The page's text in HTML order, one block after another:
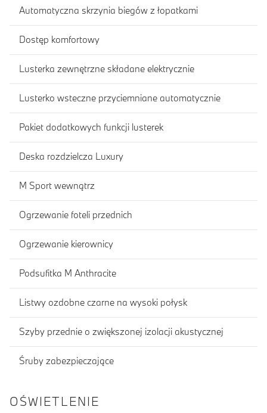
Automatyczna skrzynia biegów z łopatkami
Dostęp komfortowy
Lusterka zewnętrzne składane elektrycznie
Lusterko wsteczne przyciemniane automatycznie
Pakiet dodatkowych funkcji lusterek
Deska rozdzielcza Luxury
M Sport wewnątrz
Ogrzewanie foteli przednich
Ogrzewanie kierownicy
Podsufitka M Anthracite
Listwy ozdobne czarne na wysoki połysk
Szyby przednie o zwiększonej izolacji akustycznej
Śruby zabezpieczające
OŚWIETLENIE